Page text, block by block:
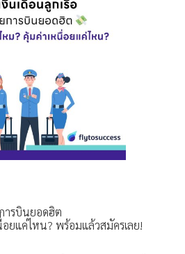
การบินยอดฮิต
อยแค่ไหน? พร้อมแล้วสมัครเลย!